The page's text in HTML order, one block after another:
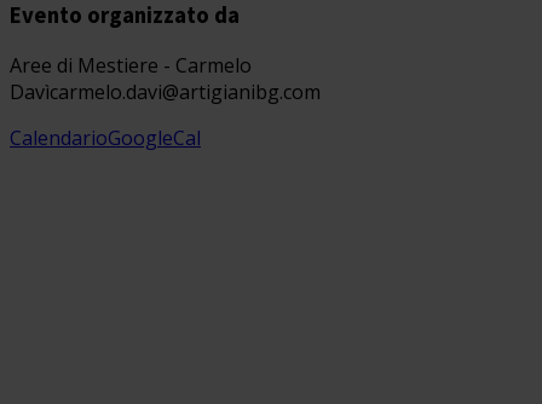
Evento organizzato da
Aree di Mestiere - Carmelo
Davìcarmelo.davi@artigianibg.com
CalendarioGoogleCal